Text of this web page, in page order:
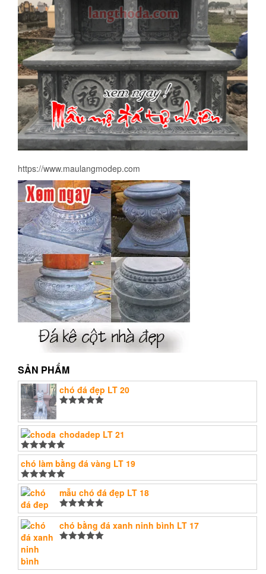
https://www.maulangmodep.com
SẢN PHẨM
chó đá đẹp LT 20
hạng5.005
chodadep LT 21
Được xếp
hạng 5.00 5
sao
chó làm bằng đá vàng LT 19
Được xếp
hạng5.00
5
sao
mẫu chó đá đẹp LT 18
Được xếp
hạng5.005
sao
chó bằng đá xanh ninh bình LT 17